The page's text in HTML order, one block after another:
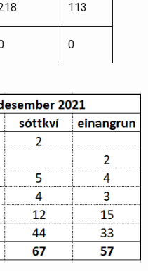
113
0